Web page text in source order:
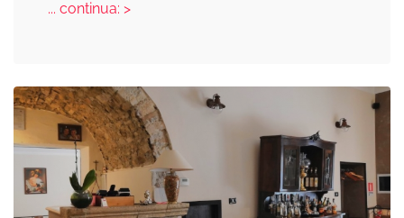
... continua: >